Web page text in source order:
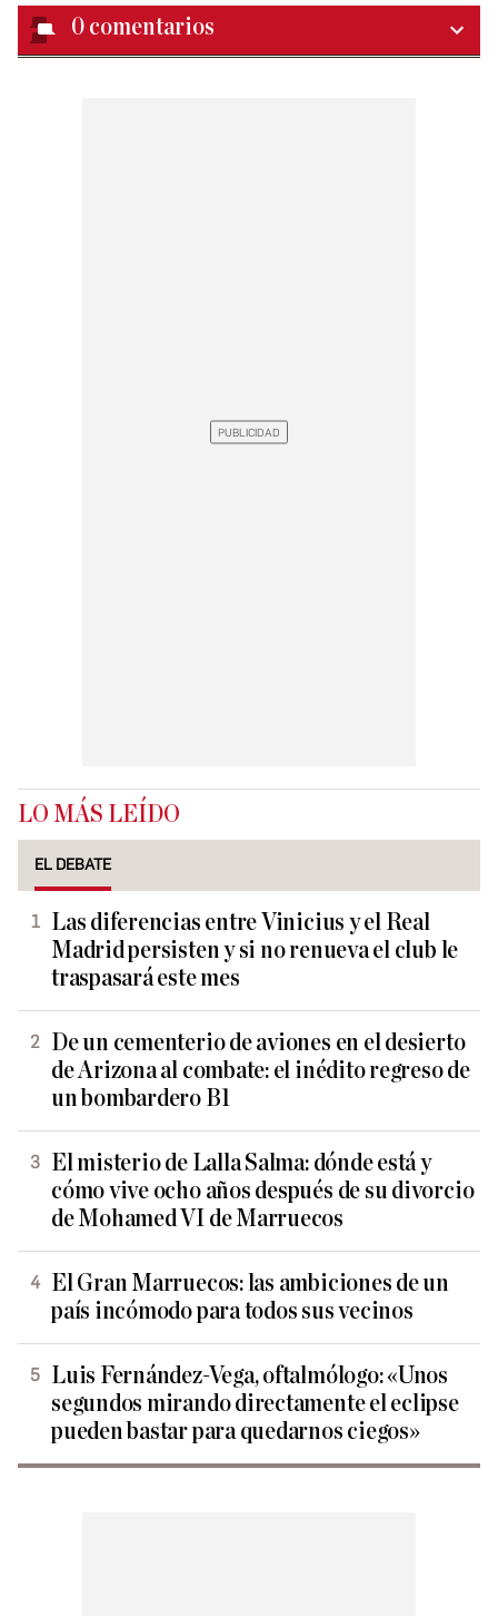
0 comentarios
LO MÁS LEÍDO
EL DEBATE
Las diferencias entre Vinicius y el Real
Madrid persisten y si no renueva el club le
traspasará este mes
De un cementerio de aviones en el desierto
de Arizona al combate: el inédito regreso de
un bombardero B1
El misterio de Lalla Salma: dónde está y
cómo vive ocho años después de su divorcio
de Mohamed VI de Marruecos
El Gran Marruecos: las ambiciones de un
país incómodo para todos sus vecinos
Luis Fernández-Vega, oftalmólogo: «Unos
segundos mirando directamente el eclipse
pueden bastar para quedarnos ciegos»